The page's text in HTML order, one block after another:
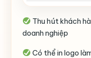
Thu hút khách
doanh nghiệp
Có thể in logo